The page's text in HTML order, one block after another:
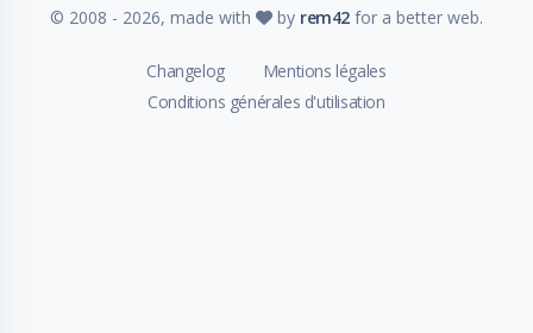
© 2008 - 2026, made with by rem42 for a better web.
Changelog
Mentions légales
Conditions générales d'utilisation